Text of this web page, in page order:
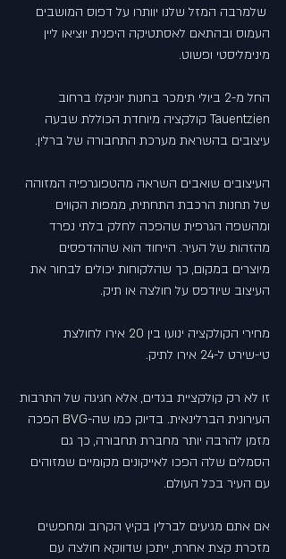
שלמרבה המזל שלנו יוותרו על דפוס המושבים
העמוס ובהתאם לאסתטיקה היפנית יוציאו ליין
מינימליסטי ופשוט.
החל מ-2 ביולי תימכר בחנות יוניקלו ברחוב
Tauentzien קולקציה מיוחדת הכוללת שבעה
עיצובים בהשראת מערכת התחבורה של ברלין.
העיצובים שואבים השראה מהטפוגרפיה המזוהה
של תחנות הרכבת התחתית, ממפות הקווים
ומהשפה הגרפית שהפכה לחלק בלתי נפרד
מהזהות של העיר. הייחוד הוא שההדפסים
מיוצרים במקום, כך שהלקוחות יכולים לבחור את
העיצוב שיודפס על חולצה או תיק.
מחירי הקולקציה ינועו בין 20 אירו לחולצת
טי-שירט ל-24 אירו לתיק.
זו לא רק קולקציית בגדים, אלא חגיגה של התרבות
העירונית הברלינאית. בדיוק כמו שה-BVG הפכה
מזמן להרבה יותר מחברת תחבורה, כך גם
הסמלים שלה הפכו לאייקונים מקומיים שמזוהים
עם העיר בכל העולם.
אם אתם מגיעים לברלין בקיץ הקרוב ומחפשים
מזכרת קצת אחרת, ייתכן שדווקא חולצה עם